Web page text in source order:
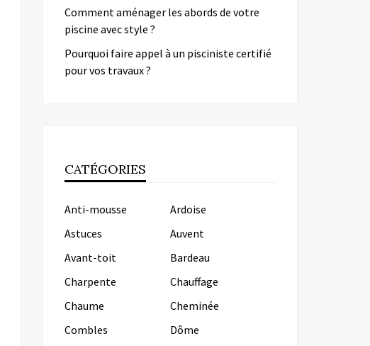
Comment aménager les abords de votre
piscine avec style ?
Pourquoi faire appel à un pisciniste certifié
pour vos travaux ?
CATÉGORIES
Anti-mousse
Ardoise
Astuces
Auvent
Avant-toit
Bardeau
Charpente
Chauffage
Chaume
Cheminée
Combles
Dôme